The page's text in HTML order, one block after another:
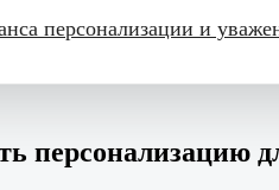
персонализации и
персонализацию